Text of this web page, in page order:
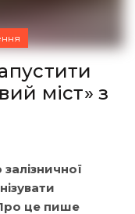
міст» з
це пише